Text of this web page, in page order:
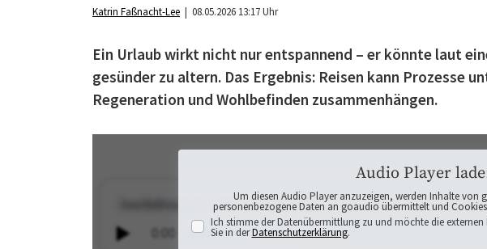
Katrin Faßnacht-Lee | 08.05.2026 13:17 Uhr
Ein Urlaub wirkt nicht nur entspannend – er könnte laut
gesünder zu altern. Das Ergebnis: Reisen kann Prozesse
Regeneration und Wohlbefinden zusammenhängen.
Audio Player
Um diesen Audio Player anzuzeigen, werden Inhalte von
personenbezogene Daten an goaudio übermittelt und
Ich stimme der Datenübermittlung zu und möchte die
Sie in derDatenschutzerklärung.